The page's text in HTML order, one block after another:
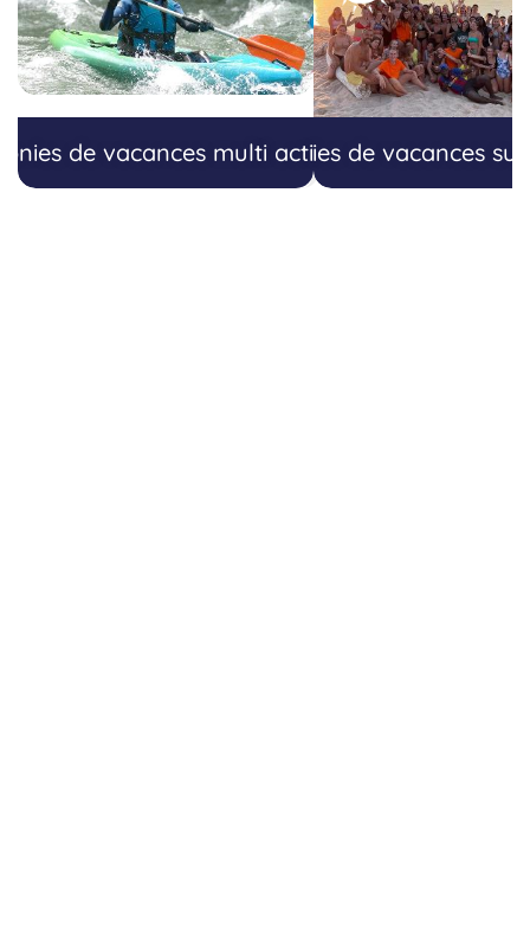
de vacances multi activitésColonies de vacances